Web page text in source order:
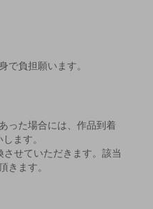
で負担願います。
った場合には、作品到着
ます。
せていただきます。該当
きます。